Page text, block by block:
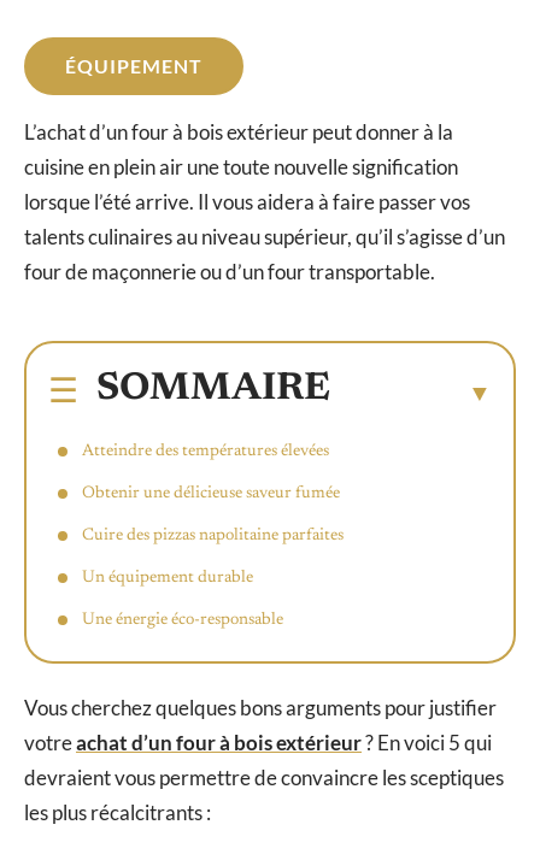
ÉQUIPEMENT
L’achat d’un four à bois extérieur peut donner à la
cuisine en plein air une toute nouvelle signification
lorsque l’été arrive. Il vous aidera à faire passer vos
talents culinaires au niveau supérieur, qu’il s’agisse d’un
four de maçonnerie ou d’un four transportable.
SOMMAIRE
Atteindre des températures élevées
Obtenir une délicieuse saveur fumée
Cuire des pizzas napolitaine parfaites
Un équipement durable
Une énergie éco-responsable
Vous cherchez quelques bons arguments pour justifier
votreachat d’un four à bois extérieur? En voici 5 qui
devraient vous permettre de convaincre les sceptiques
les plus récalcitrants :